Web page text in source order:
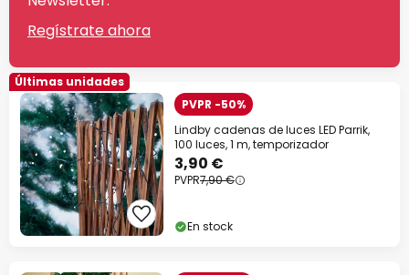
Regístrate ahora
Últimas unidades
PVPR -50%
Lindby cadenas de luces LED Parrik,
100 luces, 1 m, temporizador
3,90 €
PVPR7,90 €
En stock